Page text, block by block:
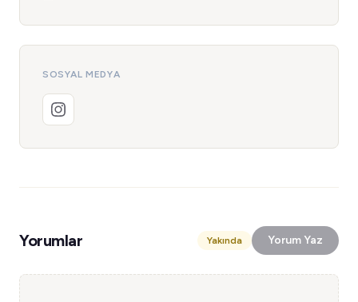
SOSYAL MEDYA
Yorumlar Yakında Yorum Yaz